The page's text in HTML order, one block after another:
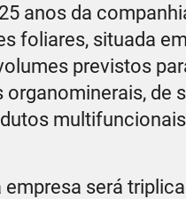
anos da
foliares, situada
previstos
de
será